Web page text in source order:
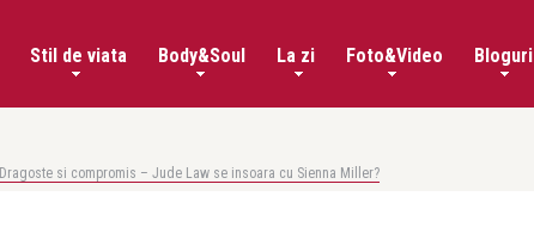
Stil de viata Body&Soul La zi Foto&Video Bloguri
Dragoste si compromis – Jude Law se insoara cu Sienna Miller?